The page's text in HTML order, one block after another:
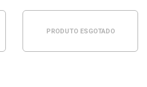
PRODUTO ESGOTADO